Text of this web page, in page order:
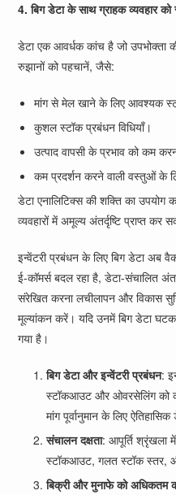
4. बिग डेटा के साथ ग्राहक व्यवहार
डेटा एक आवर्धक कांच है जो उपभोक्ता
रुझानों को पहचानें, जैसे:
मांग से मेल खाने के लिए आवश्यक
कुशल स्टॉक प्रबंधन विधियाँ।
उत्पाद वापसी के प्रभाव को कम
कम प्रदर्शन करने वाली वस्तुओं के
डेटा एनालिटिक्स की शक्ति का
व्यवहारों में अमूल्य अंतर्दृष्टि प्राप्त कर
इन्वेंटरी प्रबंधन के लिए बिग डेटा अब
ई-कॉमर्स बदल रहा है, डेटा-संचालित
संरेखित करना लचीलापन और विकास
मूल्यांकन करें। यदि उनमें बिग डेटा
गया है।
बिग डेटा और इन्वेंटरी प्रबंधन:
स्टॉकआउट और ओवरसेलिंग को
मांग पूर्वानुमान के लिए
संचालन दक्षता: आपूर्ति श्रृंखला
स्टॉकआउट, गलत स्टॉक स्तर,
बिक्री और मुनाफे को अधिकतम